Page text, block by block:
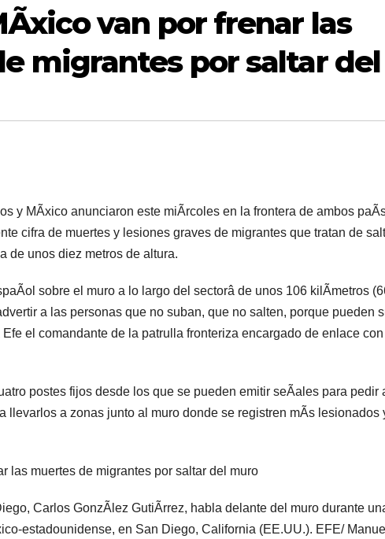
van por frenar las
migrantes por saltar
y MÃxico anunciaron este miÃrcoles en la frontera de ambos
cifra de muertes y lesiones graves de migrantes que tratan de
de unos diez metros de altura.
sobre el muro a lo largo del sectorâ de unos 106 kilÃmetros
a las personas que no suban, que no salten, porque pueden
el comandante de la patrulla fronteriza encargado de enlace
postes fijos desde los que se pueden emitir seÃales para pedir
llevarlos a zonas junto al muro donde se registren mÃs lesionados
las muertes de migrantes por saltar del muro
Carlos GonzÃlez GutiÃrrez, habla delante del muro durante
estadounidense, en San Diego, California (EE.UU.). EFE/